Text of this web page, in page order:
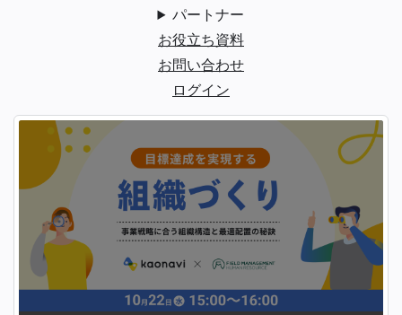
パートナー
お役立ち資料
お問い合わせ
ログイン